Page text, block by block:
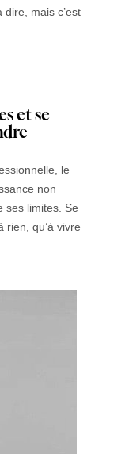
dire, mais c’est
et se
le
non
ses limites. Se
rien, qu’à vivre